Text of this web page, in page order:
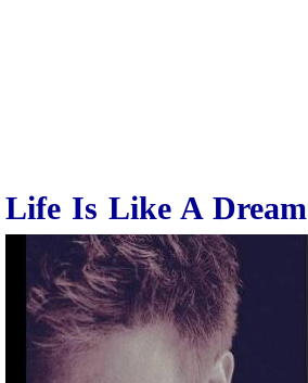
Life Is Like A Dream